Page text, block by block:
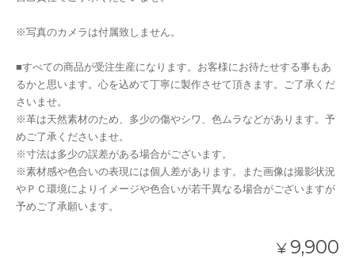
※写真のカメラは付属致しません。
■すべての商品が受注生産になります。お客様にお待たせする事もあ
るかと思います。心を込めて丁寧に製作させて頂きます。ご了承くだ
さいませ。
※革は天然素材のため、多少の傷やシワ、色ムラなどがあります。予
めご了承くださいませ。
※寸法は多少の誤差がある場合がございます。
※素材感や色合いの表現には個人差があります。また画像は撮影状況
やＰＣ環境によりイメージや色合いが若干異なる場合がございますが
予めご了承願います。
¥ 9,900